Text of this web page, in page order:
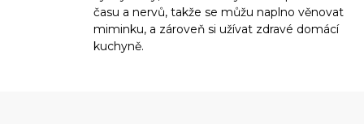
času a nervů, takže se můžu naplno věnovat
miminku, a zároveň si užívat zdravé domácí
kuchyně.